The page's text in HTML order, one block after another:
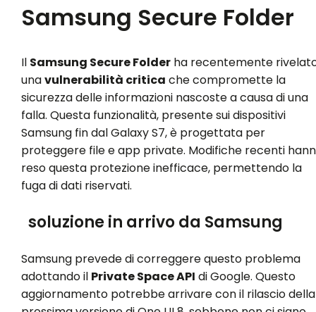
Samsung Secure Folder
Il Samsung Secure Folderha recentemente
unavulnerabilità critica che compromette la
sicurezza delle informazioni nascoste a causa di una
falla. Questa funzionalità, presente sui dispositivi
Samsung fin dal Galaxy S7, è progettata per
proteggere file e app private. Modifiche recenti
reso questa protezione inefficace, permettendo la
fuga di dati riservati.
soluzione in arrivo da Samsung
Samsung prevede di correggere questo problema
adottando il Private Space API di Google. Questo
aggiornamento potrebbe arrivare con il rilascio della